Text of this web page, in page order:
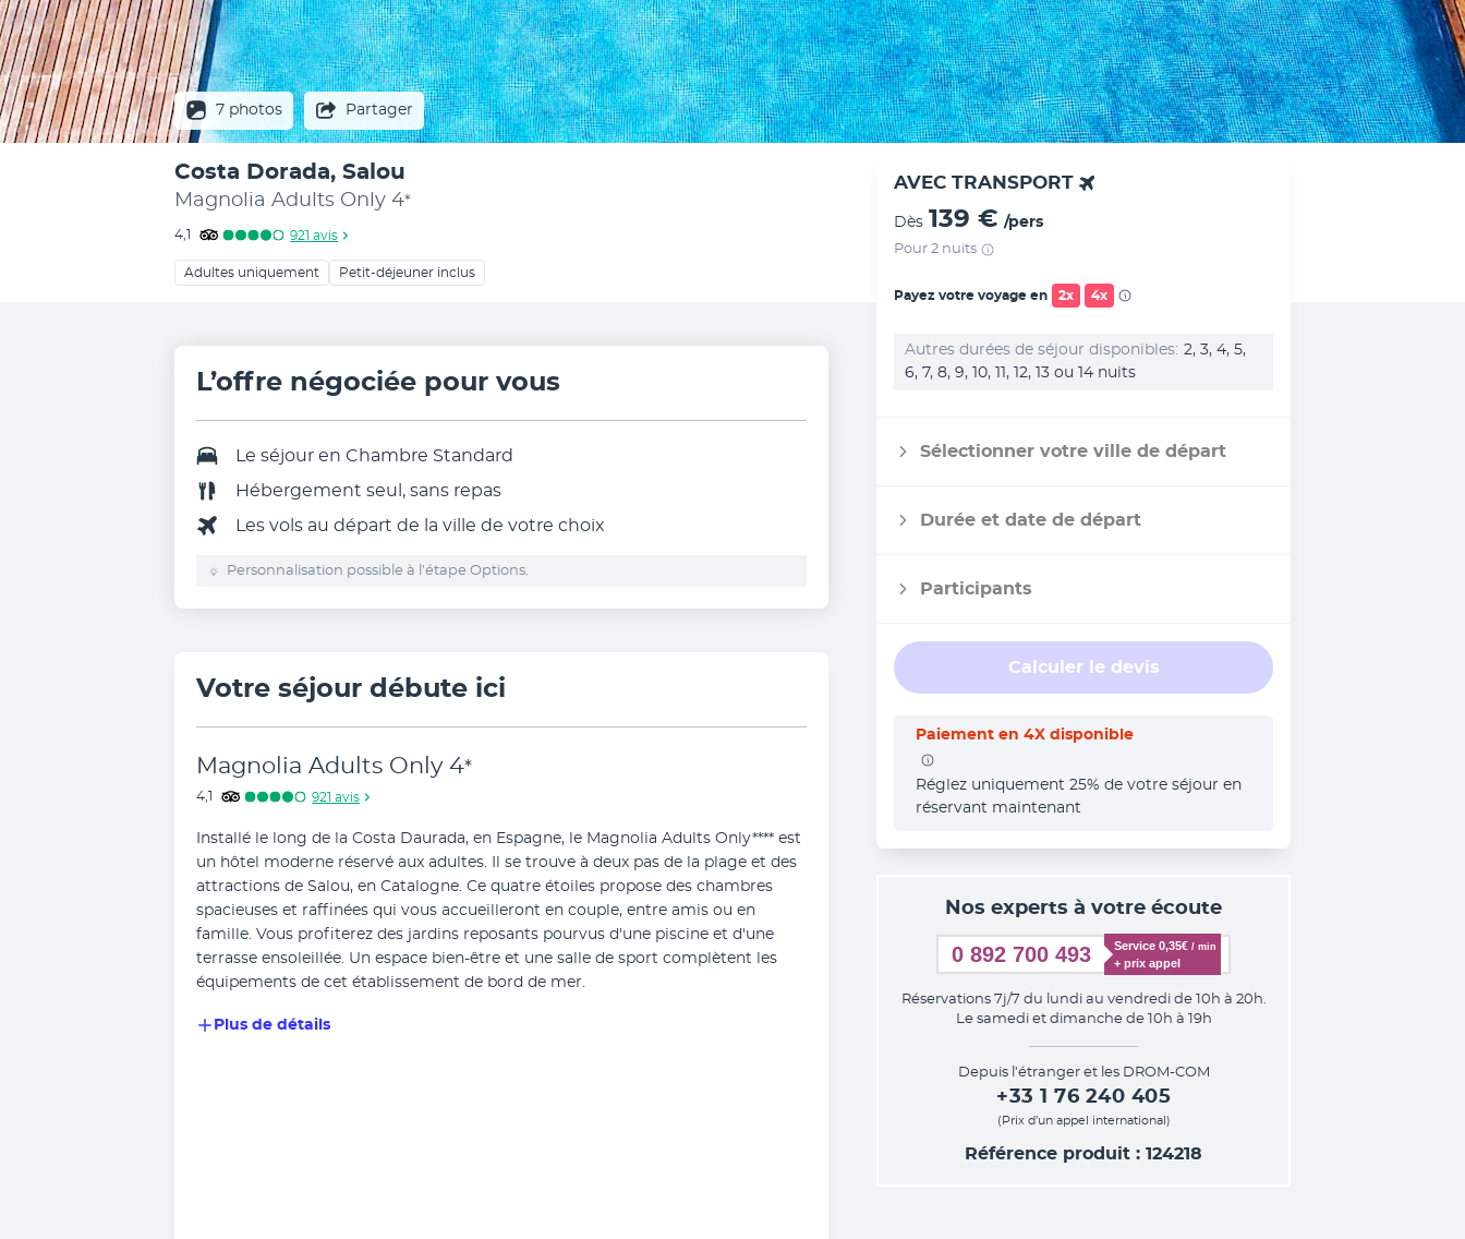
7 photos Partager
Costa Dorada, Salou
Magnolia Adults Only 4*
4,1 921 avis
Adultes uniquement Petit-déjeuner inclus
AVEC TRANSPORT
Dès 139 € /pers
Pour 2 nuits
Payez votre voyage en 2x 4x
Autres durées de séjour disponibles 2, 3, 4, 5,
6, 7, 8, 9, 10, 11, 12, 13 ou 14 nuits
Sélectionner votre ville de départ
Durée et date de départ
Participants
Calculer le devis
Paiement en 4X disponible
Réglez uniquement 25% de votre séjour en
réservant maintenant
Nos experts à votre écoute
0 892 700 493 Service 0,35€ / min
+ prix appel
Réservations 7j/7 du lundi au vendredi de 10h à 20h.
Le samedi et dimanche de 10h à 19h
Depuis l’étranger et les DROM-COM
+33 1 76 240 405
(Prix d’un appel international)
Référence produit : 124218
L’offre négociée pour vous
Le séjour en Chambre Standard
Hébergement seul, sans repas
Les vols au départ de la ville de votre choix
Personnalisation possible à l’étape Options.
Votre séjour débute ici
Magnolia Adults Only 4*
4,1 921 avis
Installé le long de la Costa Daurada, en Espagne, le Magnolia Adults Only**** est
un hôtel moderne réservé aux adultes. Il se trouve à deux pas de la plage et des
attractions de Salou, en Catalogne. Ce quatre étoiles propose des chambres
spacieuses et raffinées qui vous accueilleront en couple, entre amis ou en
famille. Vous profiterez des jardins reposants pourvus d'une piscine et d'une
terrasse ensoleillée. Un espace bien-être et une salle de sport complètent les
équipements de cet établissement de bord de mer.
Plus de détails